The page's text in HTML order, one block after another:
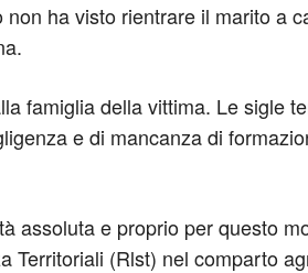
ha visto rientrare il marito a
famiglia della vittima. Le sigle
e di mancanza di
assoluta e proprio per questo
Territoriali (Rlst) nel comparto